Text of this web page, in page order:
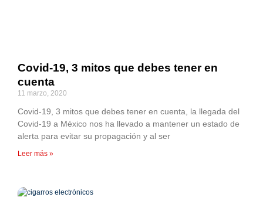
Covid-19, 3 mitos que debes tener en
cuenta
11 marzo, 2020
Covid-19, 3 mitos que debes tener en cuenta, la llegada del
Covid-19 a México nos ha llevado a mantener un estado de
alerta para evitar su propagación y al ser
Leer más »